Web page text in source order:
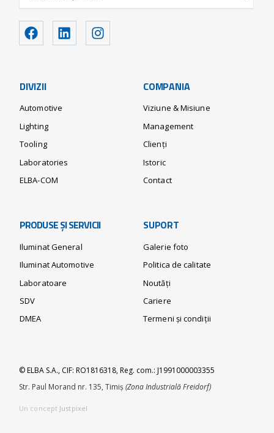
DIVIZII
Automotive
Lighting
Tooling
Laboratories
ELBA-COM
COMPANIA
Viziune & Misiune
Management
Clienți
Istoric
Contact
PRODUSE ȘI SERVICII
Iluminat General
Iluminat Automotive
Laboratoare
SDV
DMEA
SUPORT
Galerie foto
Politica de calitate
Noutăți
Cariere
Termeni și condiții
© ELBA S.A., CIF: RO1816318, Reg. com.: J1991000003355
Str. Paul Morand nr. 135, Timiș(Zona Industrială Freidorf)
Un concept Justpixel